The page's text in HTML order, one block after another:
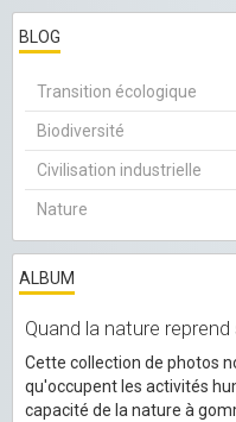
BLOG
Transition écologique
Biodiversité
Civilisation industrielle
Nature
ALBUM
Quand la nature
Cette collection de photos
qu'occupent les activités
capacité de la nature à